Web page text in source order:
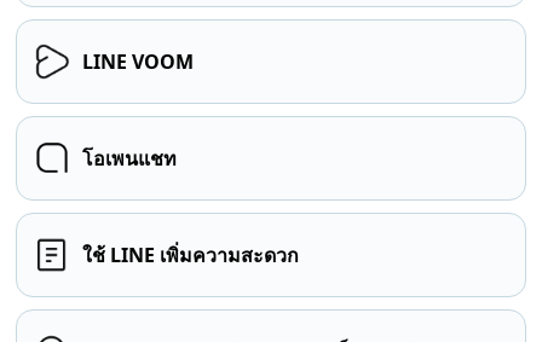
LINE VOOM
โอเพนแชท
ใช้ LINE เพิ่มความสะดวก